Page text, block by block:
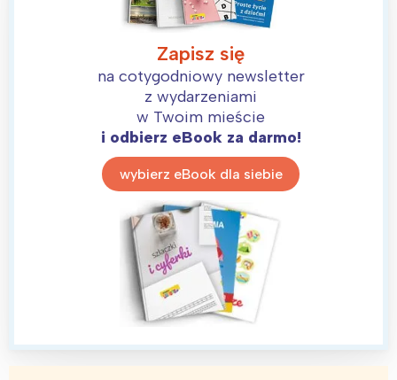
Zapisz się
na cotygodniowy newsletter
z wydarzeniami
w Twoim mieście
i odbierz eBook za darmo!
wybierz eBook dla siebie